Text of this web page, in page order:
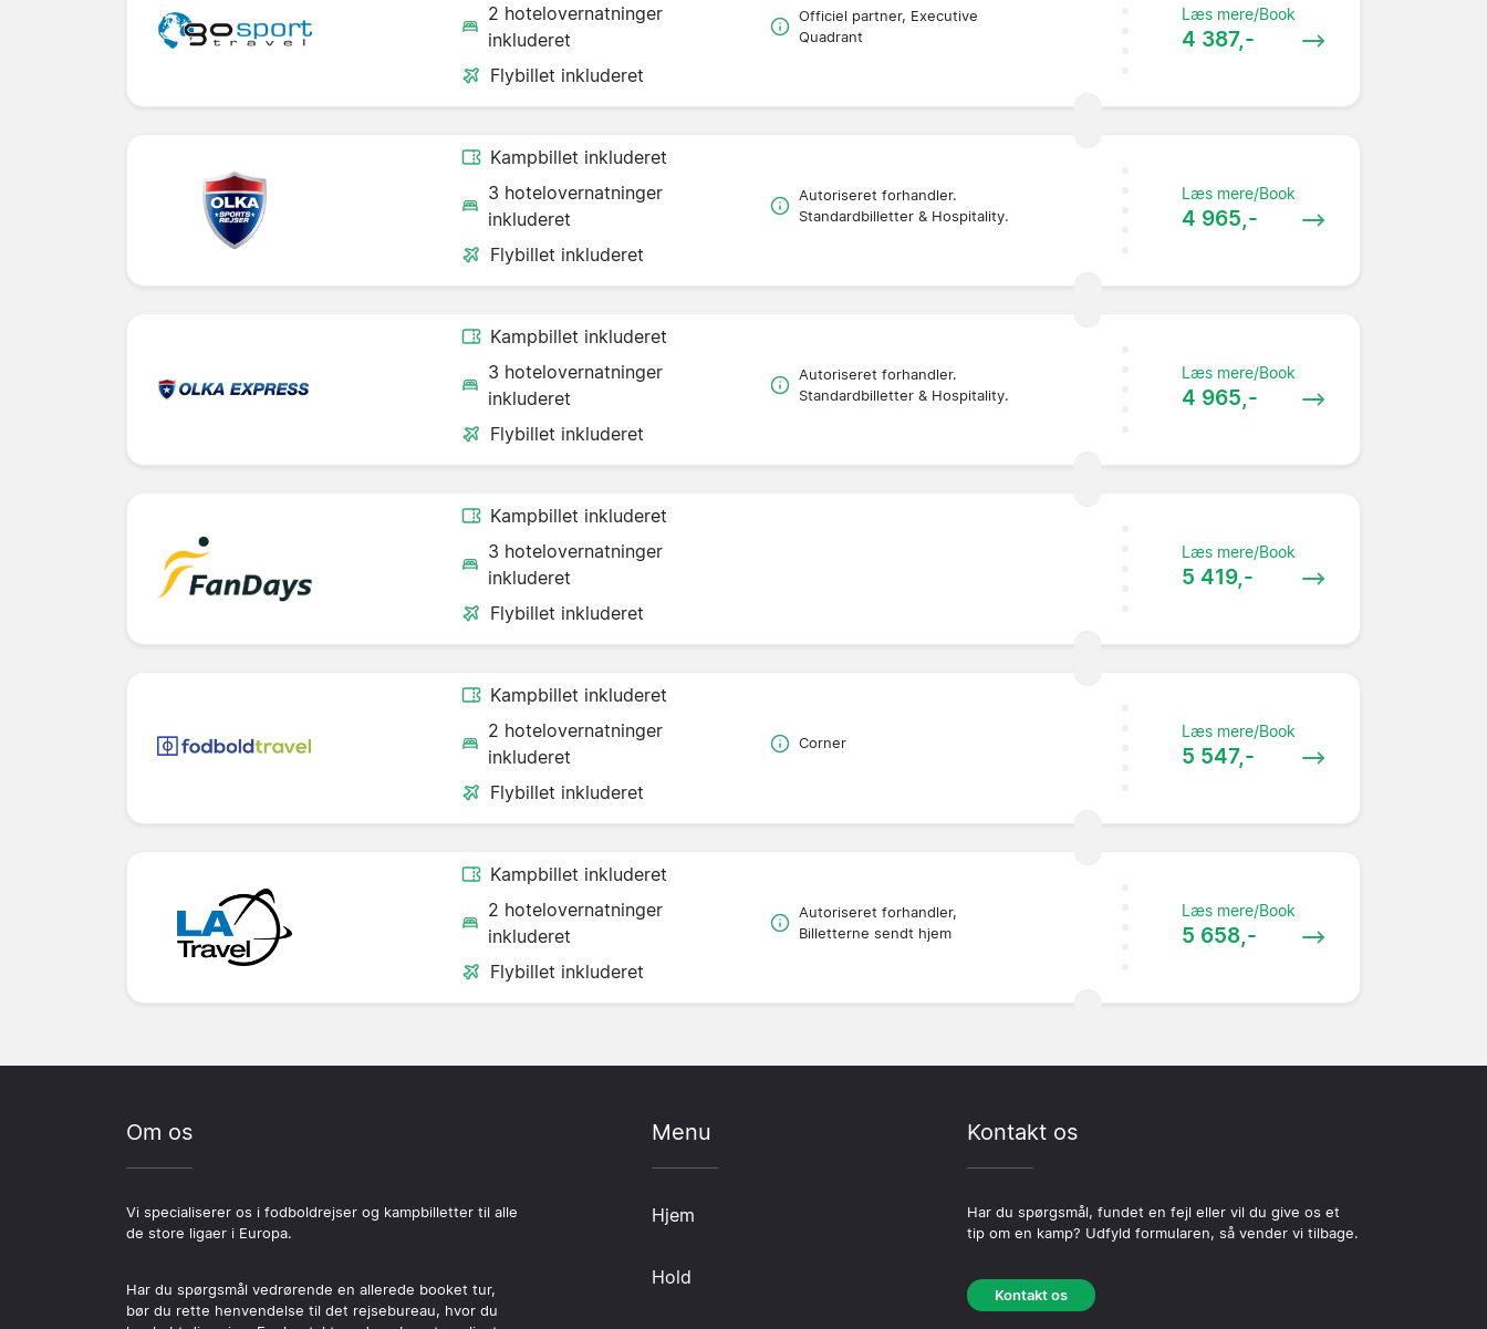
2 hotelovernatninger
inkluderet
Flybillet inkluderet
Officiel partner, Executive
Quadrant
Læs mere/Book
4 387,-
Kampbillet inkluderet
3 hotelovernatninger
inkluderet
Flybillet inkluderet
Autoriseret forhandler.
Standardbilletter & Hospitality.
Læs mere/Book
4 965,-
Kampbillet inkluderet
3 hotelovernatninger
inkluderet
Flybillet inkluderet
Autoriseret forhandler.
Standardbilletter & Hospitality.
Læs mere/Book
4 965,-
Kampbillet inkluderet
3 hotelovernatninger
inkluderet
Flybillet inkluderet
Læs mere/Book
5 419,-
Kampbillet inkluderet
2 hotelovernatninger
inkluderet
Flybillet inkluderet
Corner
Læs mere/Book
5 547,-
Kampbillet inkluderet
2 hotelovernatninger
inkluderet
Flybillet inkluderet
Autoriseret forhandler,
Billetterne sendt hjem
Læs mere/Book
5 658,-
Om os
Vi specialiserer os i fodboldrejser og kampbilletter til alle
de store ligaer i Europa.
Har du spørgsmål vedrørende en allerede booket tur,
bør du rette henvendelse til det rejsebureau, hvor du
Menu
Hjem
Hold
Kontakt os
Har du spørgsmål, fundet en fejl eller vil du give os et
tip om en kamp? Udfyld formularen, så vender vi tilbage.
Kontakt os